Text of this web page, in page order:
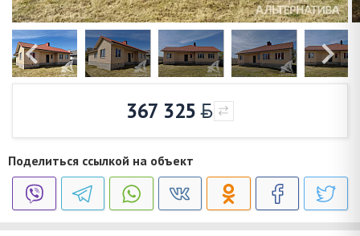
367 325
Поделиться ссылкой на объект